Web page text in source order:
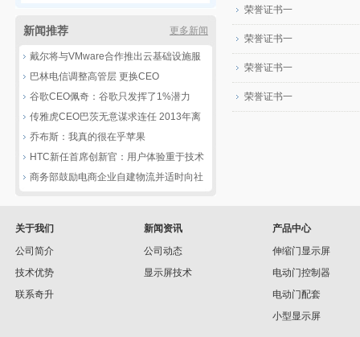
新闻推荐 更多新闻
戴尔将与VMware合作推出云基础设施服
务
巴林电信调整高管层 更换CEO
谷歌CEO佩奇：谷歌只发挥了1%潜力
传雅虎CEO巴茨无意谋求连任 2013年离
职
乔布斯：我真的很在乎苹果
HTC新任首席创新官：用户体验重于技术
商务部鼓励电商企业自建物流并适时向社
荣誉证书一
荣誉证书一
荣誉证书一
荣誉证书一
关于我们
公司简介
技术优势
联系奇升
新闻资讯
公司动态
显示屏技术
产品中心
伸缩门显示屏
电动门控制器
电动门配套
小型显示屏